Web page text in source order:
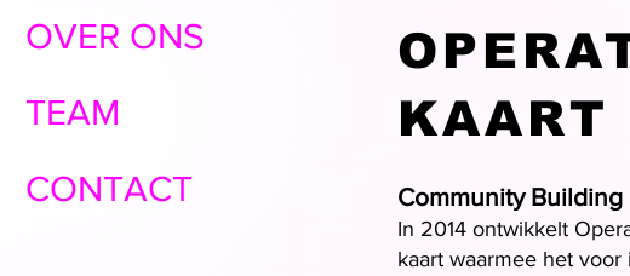
OVER ONS
TEAM
CONTACT
KAART
Community Building
In 2014 ontwikkelt
kaart waarmee het